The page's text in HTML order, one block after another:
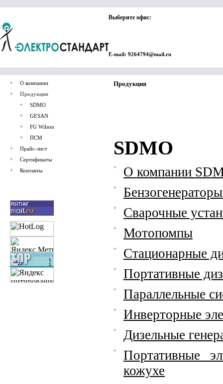
Выберите офис:
E-mail: 9264794@mail.ru
О компании
Продукция
SDMO
GESAN
FG Wilson
ПСМ
Прайс-лист
Сертификаты
Контакты
Продукция
SDMO
О компании
Сварочные
Мотопомпы
Стационарные
Портативные
Параллельные
Инверторные
Дизельные
Портативные
кожухе